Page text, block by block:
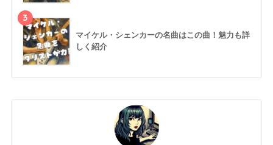
3
マイケル・シェンカーの名曲はこの曲！魅力も詳
しく紹介